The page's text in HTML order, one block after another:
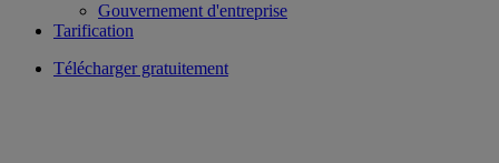
Gouvernement d'entreprise
Tarification
Télécharger gratuitement